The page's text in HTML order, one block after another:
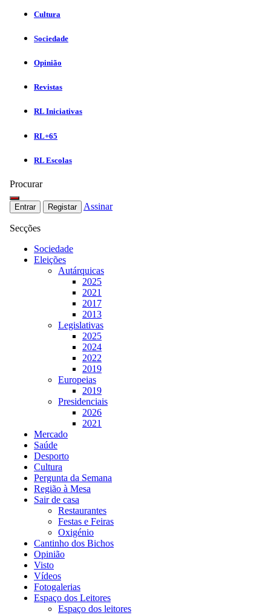
Cultura
Sociedade
Opinião
Revistas
RL Iniciativas
RL+65
RL Escolas
Procurar
Entrar Registar Assinar
Secções
Sociedade
Eleições
Autárquicas
2025
2021
2017
2013
Legislativas
2025
2024
2022
2019
Europeias
2019
Presidenciais
2026
2021
Mercado
Saúde
Desporto
Cultura
Pergunta da Semana
Região à Mesa
Sair de casa
Restaurantes
Festas e Feiras
Oxigénio
Cantinho dos Bichos
Opinião
Visto
Vídeos
Fotogalerias
Espaço dos Leitores
Espaço dos leitores